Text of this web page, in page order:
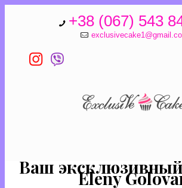
+38 (067) 543
Ваш
Eleny